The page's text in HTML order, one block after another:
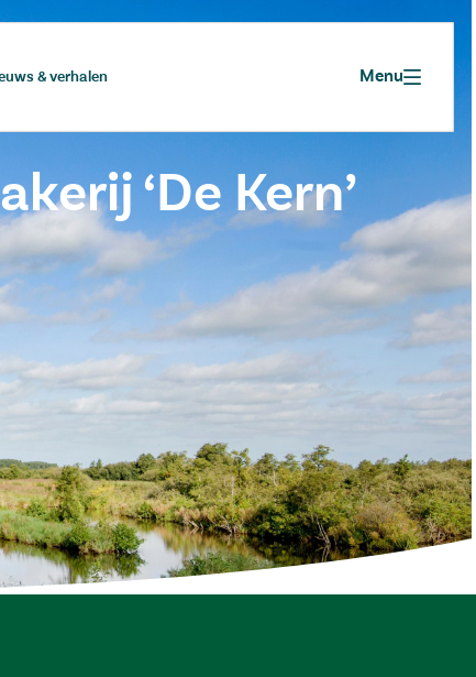
& verhalen Menu
‘De Kern’